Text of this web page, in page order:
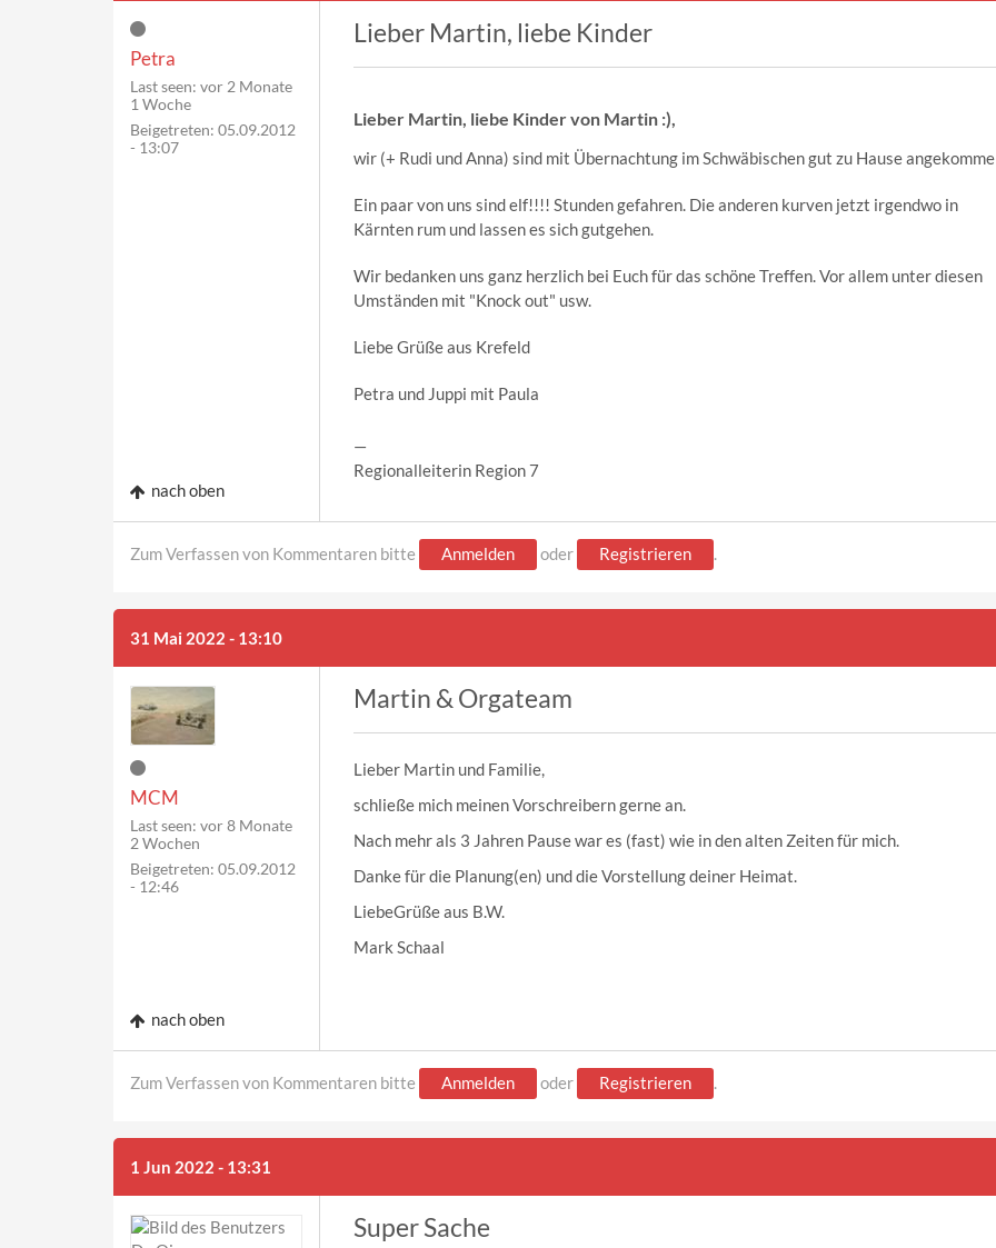
Petra
Last seen: vor 2 Monate
1 Woche
Beigetreten: 05.09.2012
- 13:07
Lieber Martin, liebe Kinder
Lieber Martin, liebe Kinder von Martin :),
wir (+ Rudi und Anna) sind mit Übernachtung im Schwäbischen gut zu Hause
Ein paar von uns sind elf!!!! Stunden gefahren. Die anderen kurven jetzt irgendwo in
Kärnten rum und lassen es sich gutgehen.
Wir bedanken uns ganz herzlich bei Euch für das schöne Treffen. Vor allem unter diesen
Umständen mit "Knock out" usw.
Liebe Grüße aus Krefeld
Petra und Juppi mit Paula
—
Regionalleiterin Region 7
nach oben
Zum Verfassen von Kommentaren bitte Anmelden oder Registrieren .
31 Mai 2022 - 13:10
MCM
Last seen: vor 8 Monate
2 Wochen
Beigetreten: 05.09.2012
- 12:46
Martin & Orgateam
Lieber Martin und Familie,
schließe mich meinen Vorschreibern gerne an.
Nach mehr als 3 Jahren Pause war es (fast) wie in den alten Zeiten für mich.
Danke für die Planung(en) und die Vorstellung deiner Heimat.
LiebeGrüße aus B.W.
Mark Schaal
nach oben
Zum Verfassen von Kommentaren bitte Anmelden oder Registrieren .
1 Jun 2022 - 13:31
Super Sache